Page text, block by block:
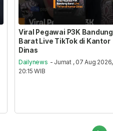
Viral Pegawai P3K Bandung
Barat Live TikTok di Kantor
Dinas
Dailynews - Jumat , 07 Aug 2026,
20:15 WIB